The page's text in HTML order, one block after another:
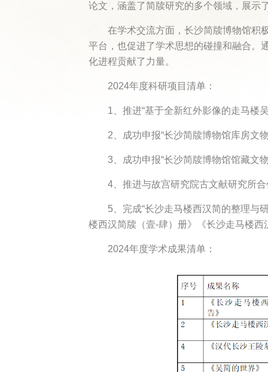
论文，涵盖了简牍研究的多个领域，展示
在学术交流方面，长沙简牍博物馆积
平台，也促进了学术思想的碰撞和融合。
化进程贡献了力量。
2024年度科研项目清单：
1、推进“基于全新红外影像的走马楼
2、成功申报“长沙简牍博物馆库房文
3、成功申报“长沙简牍博物馆馆藏文
4、推进与故宫研究院古文献研究所
5、完成“长沙走马楼西汉简的整理与
楼西汉简牍（壹-肆）册》《长沙走马楼
2024年度学术成果清单：